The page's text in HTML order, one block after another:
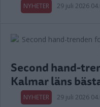
NYHETER 29 juli 2026
Second hand-
Kalmar läns
NYHETER 29 juli 2026